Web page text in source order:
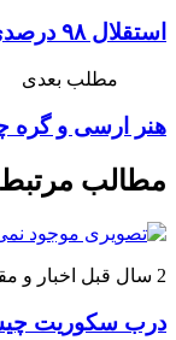
استقلال ۹۸ درصدی در تولید چینی، بلور و لوستر
مطلب بعدی
هنر ارسی و گره
مطالب مرتبط
2 سال قبل اخبار و
درب سکوریت